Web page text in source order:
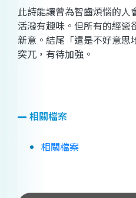
此詩能讓曾為智齒煩惱的
活潑有趣味。但所有的經
新意。結尾「還是不好意思
突兀，有待加強。
相關檔案
相關檔案